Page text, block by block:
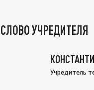
СЛОВО УЧРЕДИТЕЛЯ
Учредитель